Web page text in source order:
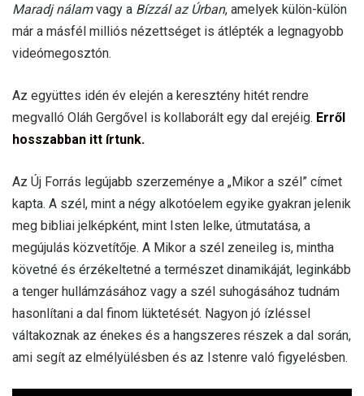
Maradj nálamvagy a Bízzál az Úrban, amelyek külön-külön
már a másfél milliós nézettséget is átlépték a legnagyobb
videómegosztón.
Az együttes idén év elején a keresztény hitét rendre
megvalló Oláh Gergővel is kollaborált egy dal erejéig. Erről
hosszabban itt írtunk.
Az Új Forrás legújabb szerzeménye a „Mikor a szél” címet
kapta. A szél, mint a négy alkotóelem egyike gyakran jelenik
meg bibliai jelképként, mint Isten lelke, útmutatása, a
megújulás közvetítője. A Mikor a szél zeneileg is, mintha
követné és érzékeltetné a természet dinamikáját, leginkább
a tenger hullámzásához vagy a szél suhogásához tudnám
hasonlítani a dal finom lüktetését. Nagyon jó ízléssel
váltakoznak az énekes és a hangszeres részek a dal során,
ami segít az elmélyülésben és az Istenre való figyelésben.